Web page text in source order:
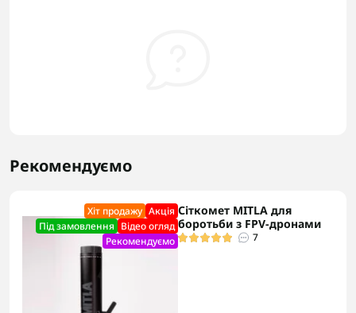
Рекомендуємо
Хіт продажу Акцiя
Під замовлення Відео огляд
Рекомендуємо
Сіткомет MITLA для
боротьби з FPV-дронами
7